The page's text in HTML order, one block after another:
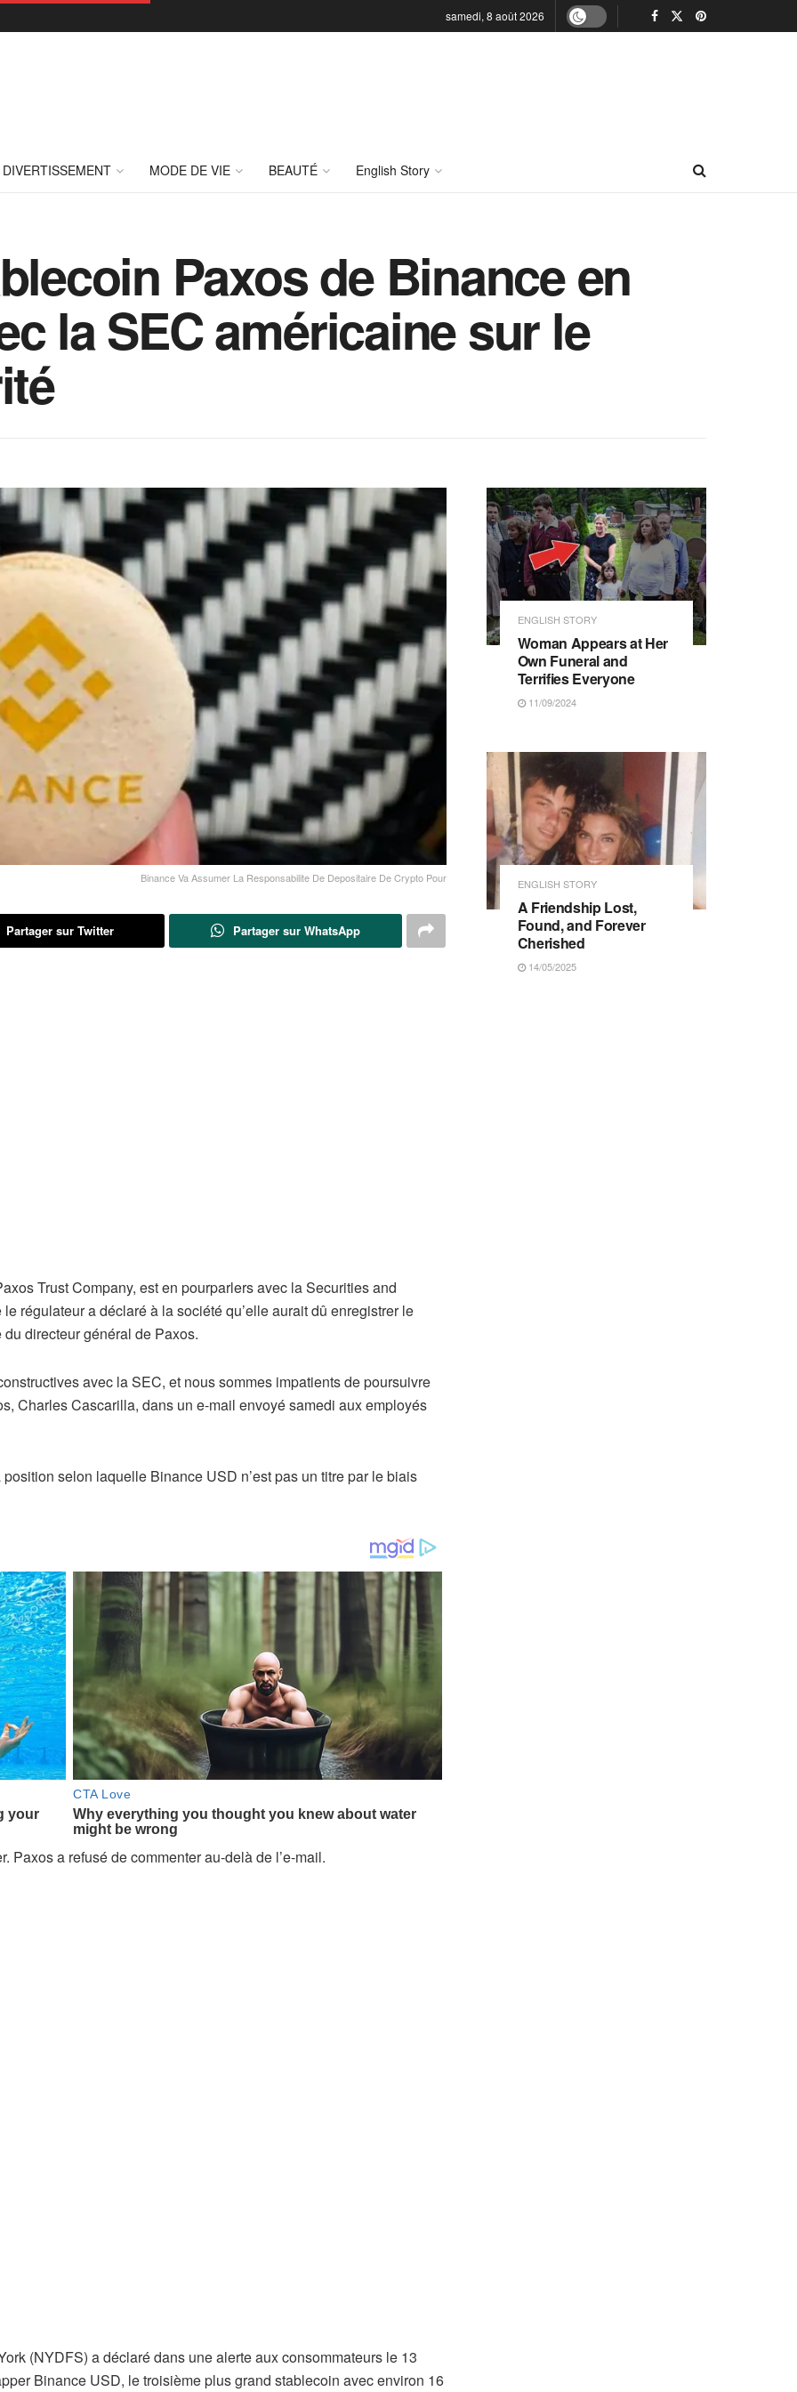
samedi, 8 août 2026
DIVERTISSEMENT MODE DE VIE BEAUTÉ English Story
Paxos de Binance en
la SEC américaine sur le
Binance Va Assumer La Responsabilite De Depositaire De Crypto Pour
Partager sur Twitter Partager sur WhatsApp
Trust Company, est en pourparlers avec la Securities and
régulateur a déclaré à la société qu’elle aurait dû enregistrer le
directeur général de Paxos.
avec la SEC, et nous sommes impatients de poursuivre
Charles Cascarilla, dans un e-mail envoyé samedi aux employés
selon laquelle Binance USD n’est pas un titre par le biais
Paxos a refusé de commenter au-delà de l’e-mail.
(NYDFS) a déclaré dans une alerte aux consommateurs le 13
Binance USD, le troisième plus grand stablecoin avec environ 16
ENGLISH STORY
Woman Appears at Her
Own Funeral and
Terrifies Everyone
11/09/2024
ENGLISH STORY
A Friendship Lost,
Found, and Forever
Cherished
14/05/2025